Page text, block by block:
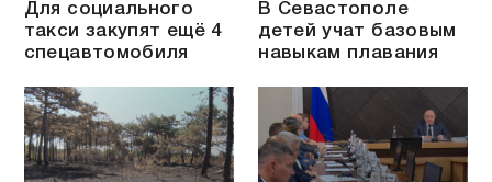
Для социального
такси закупят ещё 4
спецавтомобиля
В Севастополе
детей учат базовым
навыкам плавания